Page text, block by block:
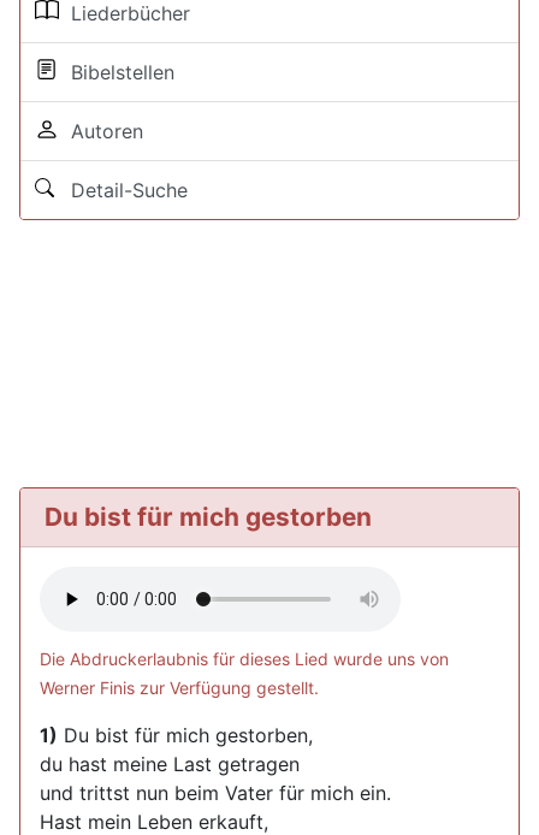
Liederbücher
Bibelstellen
Autoren
Detail-Suche
Du bist für mich gestorben
Die Abdruckerlaubnis für dieses Lied wurde uns von
Werner Finis zur Verfügung gestellt.
1) Du bist für mich gestorben,
du hast meine Last getragen
und trittst nun beim Vater für mich ein.
Hast mein Leben erkauft,